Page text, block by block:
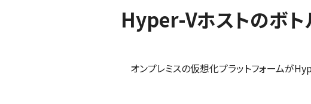
Hyper-Vホストのボト
オンプレミスの仮想化プラットフォームが